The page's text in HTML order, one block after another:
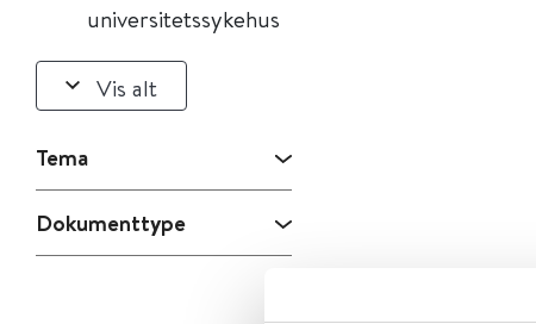
universitetssykehus
Vis alt
Tema
Dokumenttype